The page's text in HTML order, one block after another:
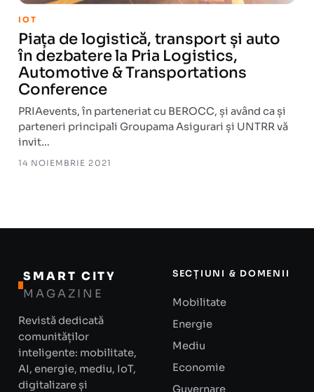
IOT
Piața de logistică, transport și auto
în dezbatere la Pria Logistics,
Automotive & Transportations
Conference
PRIAevents, în parteneriat cu BEROCC, și având ca și
parteneri principali Groupama Asigurari și UNTRR vă
invit…
14 NOIEMBRIE 2021
SMART CITY
MAGAZINE
Revistă dedicată
comunităților
inteligente: mobilitate,
AI, energie, mediu, IoT,
digitalizare și
SECȚIUNI & DOMENII
Mobilitate
Energie
Mediu
Economie
Guvernare